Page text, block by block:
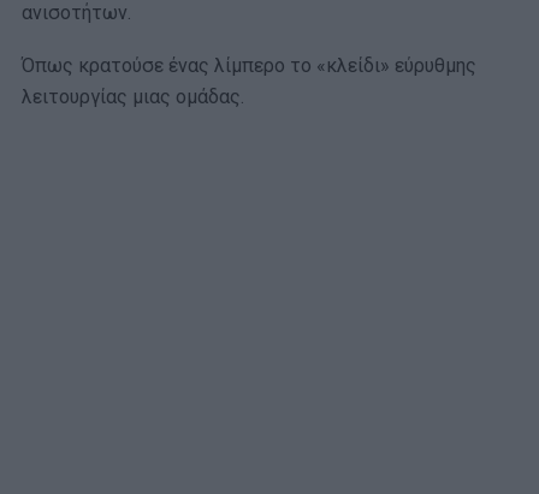
ανισοτήτων.
Όπως κρατούσε ένας λίμπερο το «κλείδι» εύρυθμης
λειτουργίας μιας ομάδας.